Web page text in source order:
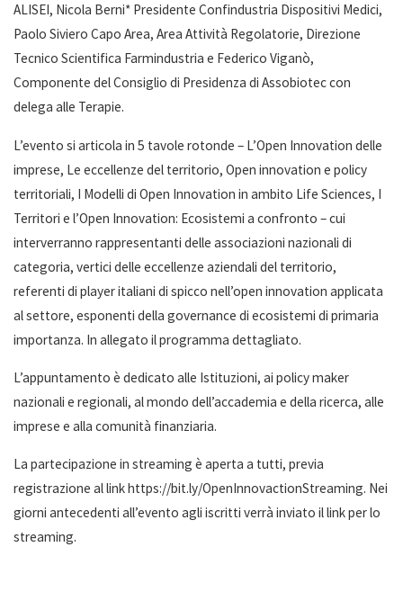
ALISEI, Nicola Berni* Presidente Confindustria Dispositivi Medici,
Paolo Siviero Capo Area, Area Attività Regolatorie, Direzione
Tecnico Scientifica Farmindustria e Federico Viganò,
Componente del Consiglio di Presidenza di Assobiotec con
delega alle Terapie.
L’evento si articola in 5 tavole rotonde – L’Open Innovation delle
imprese, Le eccellenze del territorio, Open innovation e policy
territoriali, I Modelli di Open Innovation in ambito Life Sciences, I
Territori e l’Open Innovation: Ecosistemi a confronto – cui
interverranno rappresentanti delle associazioni nazionali di
categoria, vertici delle eccellenze aziendali del territorio,
referenti di player italiani di spicco nell’open innovation applicata
al settore, esponenti della governance di ecosistemi di primaria
importanza. In allegato il programma dettagliato.
L’appuntamento è dedicato alle Istituzioni, ai policy maker
nazionali e regionali, al mondo dell’accademia e della ricerca, alle
imprese e alla comunità finanziaria.
La partecipazione in streaming è aperta a tutti, previa
registrazione al link https://bit.ly/OpenInnovactionStreaming. Nei
giorni antecedenti all’evento agli iscritti verrà inviato il link per lo
streaming.